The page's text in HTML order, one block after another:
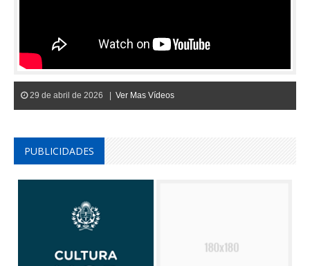
29 de abril de 2026 | Ver Mas Vídeos
PUBLICIDADES